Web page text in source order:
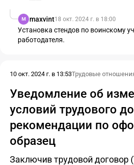
M maxvint18 окт. 2024 г. в 18:00
Установка стендов по воинскому
работодателя.
10 окт. 2024 г. в 13:53Трудовые
Уведомление об
условий трудового
рекомендации по
образец
Заключив трудовой договор